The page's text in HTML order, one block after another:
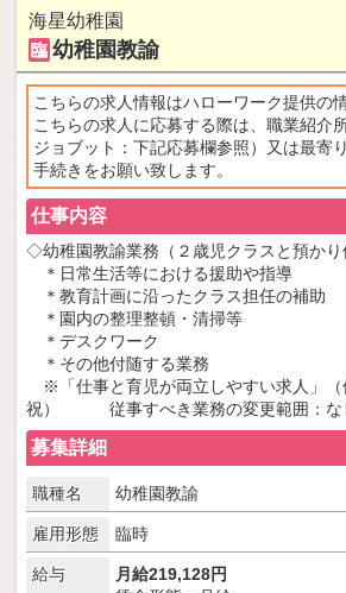
海星幼稚園
臨 幼稚園教諭
こちらの求人情報はハローワーク提供の
こちらの求人に応募する際は、職業紹介
ジョブット：下記応募欄参照）又は最寄
手続きをお願い致します。
仕事内容
◇幼稚園教諭業務（２歳児クラスと預か
＊日常生活等における援助や指導
＊教育計画に沿ったクラス担任の補助
＊園内の整理整頓・清掃等
＊デスクワーク
＊その他付随する業務
※「仕事と育児が両立しやすい求人」（
祝） 従事すべき業務の変更範囲：な
募集詳細
職種名 幼稚園教諭
雇用形態 臨時
給与
月給219,128円